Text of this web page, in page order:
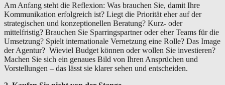
Am Anfang steht die Reflexion: Was brauchen Sie, damit Ihre
Kommunikation erfolgreich ist? Liegt die Priorität eher auf der
strategischen und konzeptionellen Beratung? Kurz- oder
mittelfristig? Brauchen Sie Sparringspartner oder eher Teams für die
Umsetzung? Spielt internationale Vernetzung eine Rolle? Das Image
der Agentur? Wieviel Budget können oder wollen Sie investieren?
Machen Sie sich ein genaues Bild von Ihren Ansprüchen und
Vorstellungen – das lässt sie klarer sehen und entscheiden.